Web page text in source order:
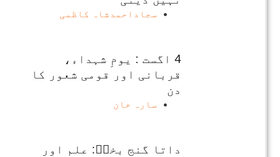
سجاداحمدشاہ کاظمی
4 اگست : یومِ شہداء،
قربانی اور قومی شعور کا
دن
سارہ خان
داتا گنج بخشؒ: علم اور